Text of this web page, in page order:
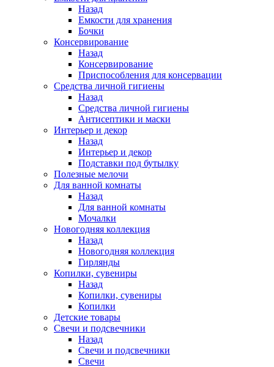
Назад
Емкости для хранения
Бочки
Консервирование
Назад
Консервирование
Приспособления для консервации
Средства личной гигиены
Назад
Средства личной гигиены
Антисептики и маски
Интерьер и декор
Назад
Интерьер и декор
Подставки под бутылку
Полезные мелочи
Для ванной комнаты
Назад
Для ванной комнаты
Мочалки
Новогодняя коллекция
Назад
Новогодняя коллекция
Гирлянды
Копилки, сувениры
Назад
Копилки, сувениры
Копилки
Детские товары
Свечи и подсвечники
Назад
Свечи и подсвечники
Свечи